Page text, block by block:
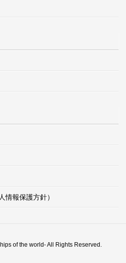
情報保護方針）
of the world- All Rights Reserved.